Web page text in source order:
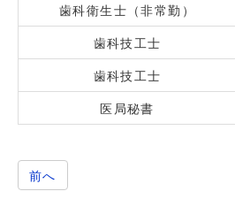
歯科衛生士（非常勤）
歯科技工士
歯科技工士
医局秘書
前へ